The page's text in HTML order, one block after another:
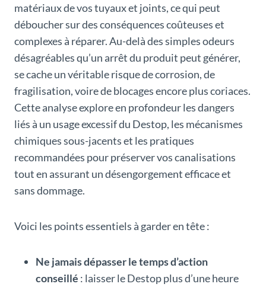
matériaux de vos tuyaux et joints, ce qui peut
déboucher sur des conséquences coûteuses et
complexes à réparer. Au-delà des simples odeurs
désagréables qu’un arrêt du produit peut générer,
se cache un véritable risque de corrosion, de
fragilisation, voire de blocages encore plus coriaces.
Cette analyse explore en profondeur les dangers
liés à un usage excessif du Destop, les mécanismes
chimiques sous-jacents et les pratiques
recommandées pour préserver vos canalisations
tout en assurant un désengorgement efficace et
sans dommage.
Voici les points essentiels à garder en tête :
Ne jamais dépasser le temps d’action
conseillé : laisser le Destop plus d’une heure